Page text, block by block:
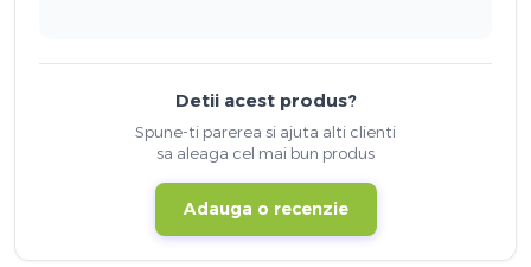
Detii acest produs?
Spune-ti parerea si ajuta alti clienti
sa aleaga cel mai bun produs
Adauga o recenzie